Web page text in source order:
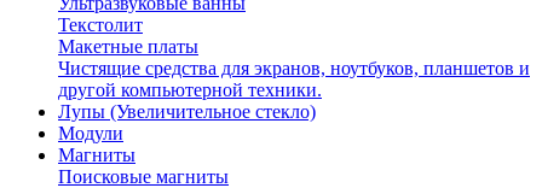
Текстолит
Макетные платы
Чистящие средства для экранов, ноутбуков, планшетов и
другой компьютерной техники.
Лупы (Увеличительное стекло)
Модули
Магниты
Поисковые магниты